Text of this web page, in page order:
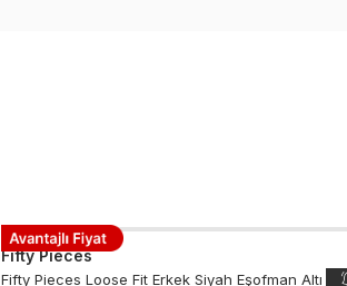
Fifty Pieces
Fifty Pieces Loose Fit Erkek Siyah Eşofman Altı